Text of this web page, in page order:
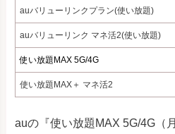
auバリューリンクプラン(使い放題)
auバリューリンク マネ活2(使い放題)
使い放題MAX 5G/4G
使い放題MAX＋ マネ活2
auの『使い放題MAX 5G/4G（